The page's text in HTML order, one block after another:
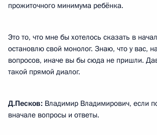
прожиточного минимума ребёнка.
Это то, что мне бы хотелось сказать в
остановлю свой монолог. Знаю, что у вас,
вопросов, иначе вы бы сюда не пришли.
такой прямой диалог.
Д.Песков: Владимир Владимирович, если
вначале вопросы и ответы.